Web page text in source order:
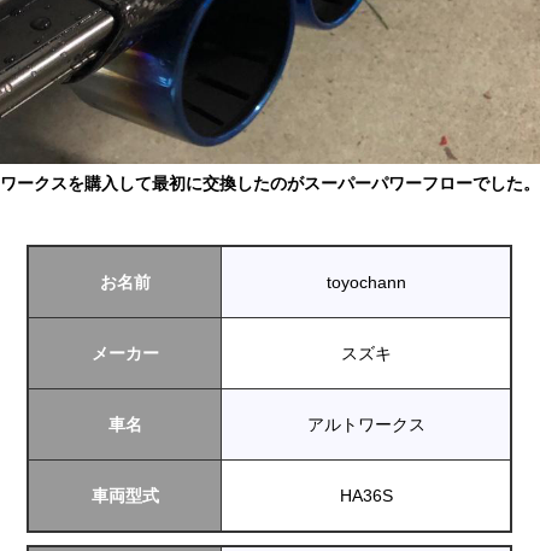
ワークスを購入して最初に交換したのがスーパーパワーフローでした。
お名前 toyochann
メーカー スズキ
車名 アルトワークス
車両型式 HA36S